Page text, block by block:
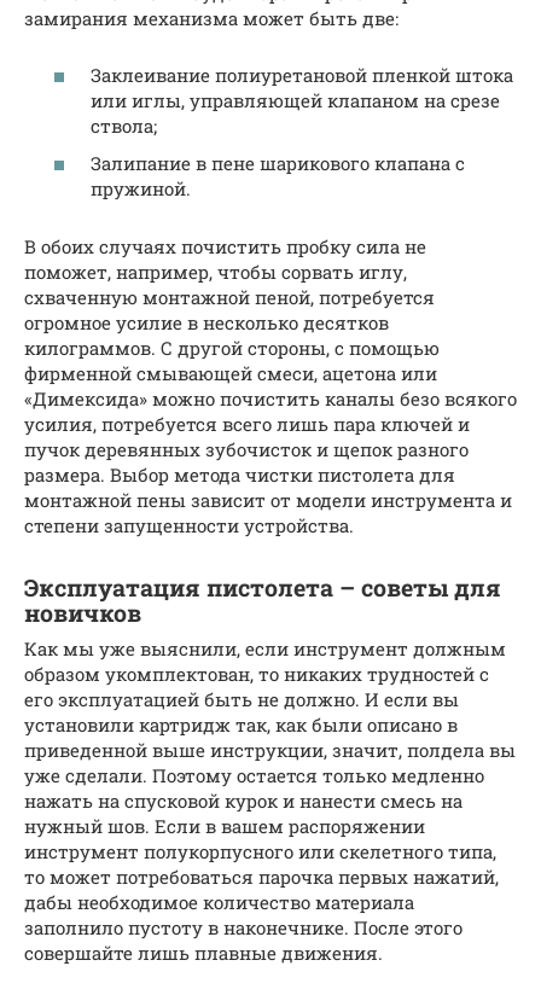
замирания механизма может быть две:
Заклеивание полиуретановой пленкой штока
или иглы, управляющей клапаном на срезе
ствола;
Залипание в пене шарикового клапана с
пружиной.
В обоих случаях почистить пробку сила не
поможет, например, чтобы сорвать иглу,
схваченную монтажной пеной, потребуется
огромное усилие в несколько десятков
килограммов. С другой стороны, с помощью
фирменной смывающей смеси, ацетона или
«Димексида» можно почистить каналы безо всякого
усилия, потребуется всего лишь пара ключей и
пучок деревянных зубочисток и щепок разного
размера. Выбор метода чистки пистолета для
монтажной пены зависит от модели инструмента и
степени запущенности устройства.
Эксплуатация пистолета – советы для
новичков
Как мы уже выяснили, если инструмент должным
образом укомплектован, то никаких трудностей с
его эксплуатацией быть не должно. И если вы
установили картридж так, как были описано в
приведенной выше инструкции, значит, полдела вы
уже сделали. Поэтому остается только медленно
нажать на спусковой курок и нанести смесь на
нужный шов. Если в вашем распоряжении
инструмент полукорпусного или скелетного типа,
то может потребоваться парочка первых нажатий,
дабы необходимое количество материала
заполнило пустоту в наконечнике. После этого
совершайте лишь плавные движения.